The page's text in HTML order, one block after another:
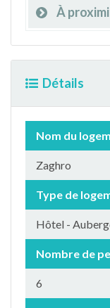
À
Détails
Nom du
Zaghro
Type de
Hôtel -
Nombre de
6